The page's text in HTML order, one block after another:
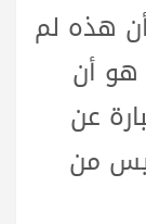
هذه لم
هو أن
عن
من